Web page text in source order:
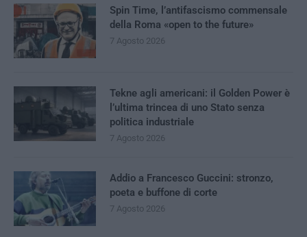
Spin Time, l’antifascismo commensale
della Roma «open to the future»
7 Agosto 2026
Tekne agli americani: il Golden Power è
l’ultima trincea di uno Stato senza
politica industriale
7 Agosto 2026
Addio a Francesco Guccini: stronzo,
poeta e buffone di corte
7 Agosto 2026